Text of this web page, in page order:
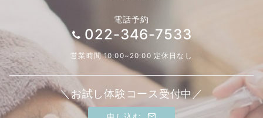
電話予約
022-346-7533
営業時間 10:00~20:00 定休日なし
＼お試し体験コース受付中／